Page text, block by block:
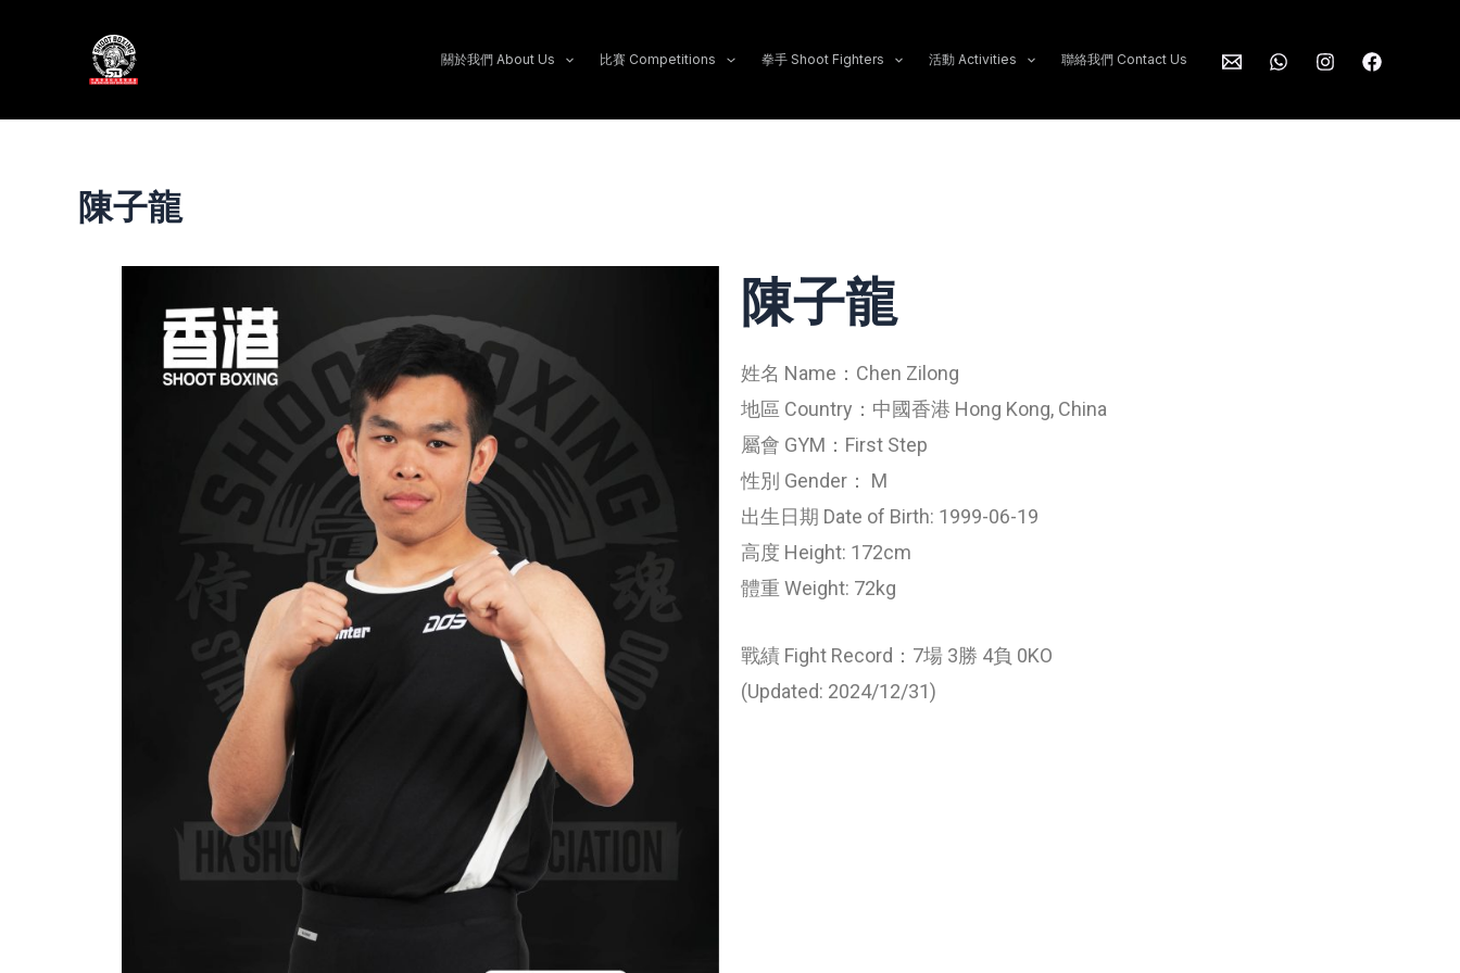
關於我們 About Us 比賽 Competitions 拳手 Shoot Fighters 活動 Activities 聯絡我們 Contact Us
陳子龍
陳子龍
姓名 Name：Chen Zilong
地區 Country：中國香港 Hong Kong, China
屬會 GYM：First Step
性別 Gender： M
出生日期 Date of Birth: 1999-06-19
高度 Height: 172cm
體重 Weight: 72kg
戰績 Fight Record：7場 3勝 4負 0KO
(Updated: 2024/12/31)